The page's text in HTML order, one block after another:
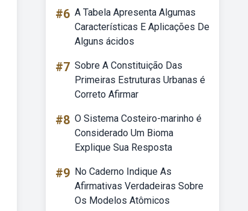
#6 A Tabela Apresenta Algumas
Características E Aplicações De
Alguns ácidos
#7 Sobre A Constituição Das
Primeiras Estruturas Urbanas é
Correto Afirmar
#8 O Sistema Costeiro-marinho é
Considerado Um Bioma
Explique Sua Resposta
#9 No Caderno Indique As
Afirmativas Verdadeiras Sobre
Os Modelos Atômicos